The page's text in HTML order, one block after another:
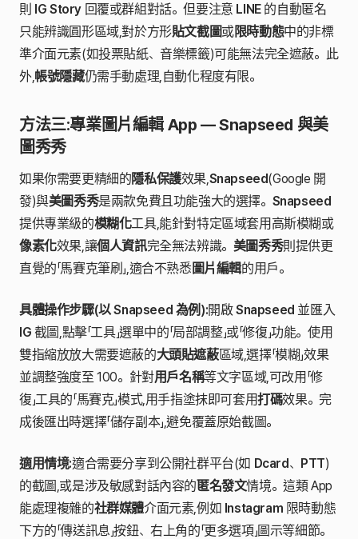
則 IG Story 回覆或群組對話。但要注意 LINE的自動匿名
只能辨識圓形區域,對於方形貼文截圖或限時動態中的非標
準介面元素(如投票貼紙、音樂標籤)可能無法完全遮蔽。此
外,帳號隱藏仍需手動處理,自動化程度有限。
方法三:專業圖片編輯 App — Snapseed 與美
圖秀秀
如果你需要更精細的隱私保護效果,Snapseed(Google 開
發)與美圖秀秀是兩款免費且功能強大的選擇。 Snapseed
提供專業級的模糊化工具,能針對特定區域套用高斯模糊或
像素化效果,讓個人資訊完全無法辨識。 美圖秀秀則提供更
直覺的「馬賽克筆刷」,適合不熟悉 圖片編輯的用戶。
具體操作步驟(以 Snapseed 為例):開啟Snapseed 並匯入
IG 截圖,點擊「工具」選單中的「局部調整」或「修復」功能。使用
雙指縮放放大需要遮蔽的大頭貼遮蔽區域,選擇「模糊」效果
並調整強度至 100。針對用戶名稱等文字區域,可改用「修
復」工具的「馬賽克」模式,用手指塗抹即可套用打碼效果。完
成後匯出時選擇「儲存副本」,避免覆蓋原始截圖。
適用情境:適合需要分享到公開社群平台(如 Dcard、 PTT)
的截圖,或是涉及敏感對話內容的匿名發文情境。這類 App
能處理複雜的社群媒體介面元素,例如 Instagram 限時動態
下方的「傳送訊息」按鈕、右上角的「更多選項」圖示等細節。